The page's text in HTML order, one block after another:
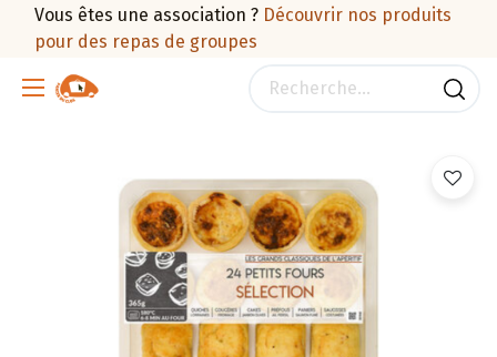
Vous êtes une association ? Découvrir nos produits
pour des repas de groupes